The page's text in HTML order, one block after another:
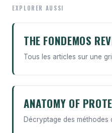
EXPLORER AUSSI
THE FONDEMOS
Tous les articles sur une
ANATOMY OF
Décryptage des méthodes